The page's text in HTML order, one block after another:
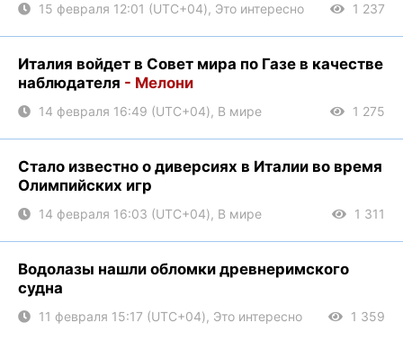
15 февраля 12:01 (UTC+04), Это интересно 1 237
Италия войдет в Совет мира по Газе в качестве
наблюдателя - Мелони
14 февраля 16:49 (UTC+04), В мире 1 275
Стало известно о диверсиях в Италии во время
Олимпийских игр
14 февраля 16:03 (UTC+04), В мире 1 311
Водолазы нашли обломки древнеримского
судна
11 февраля 15:17 (UTC+04), Это интересно 1 359